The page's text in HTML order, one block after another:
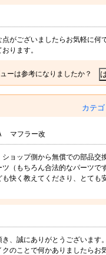
がございましたらお気軽に何
ります。
ーは参考になりましたか？
カテゴ
マフラー改
ョップ側から無償での部品交
（もちろん合法的なパーツで
快く教えてくださり、とても
、誠にありがとうございます
のことで何かありましたらお